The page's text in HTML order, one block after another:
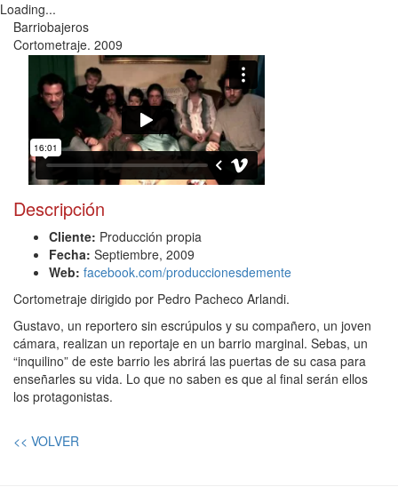
Loading...
Barriobajeros
Cortometraje. 2009
Descripción
Cliente: Producción propia
Fecha: Septiembre, 2009
Web: facebook.com/produccionesdemente
Cortometraje dirigido por Pedro Pacheco Arlandi.
Gustavo, un reportero sin escrúpulos y su compañero, un joven
cámara, realizan un reportaje en un barrio marginal. Sebas, un
“inquilino” de este barrio les abrirá las puertas de su casa para
enseñarles su vida. Lo que no saben es que al final serán ellos
los protagonistas.
<< VOLVER